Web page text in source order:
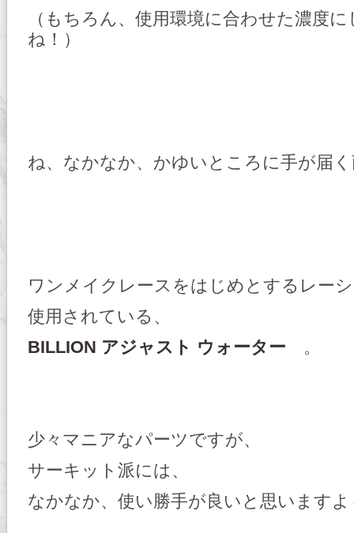
（もちろん、使用環境に合わせた濃度
ね！）
ね、なかなか、かゆいところに手が届
ワンメイクレースをはじめとするレー
使用されている、
BILLION アジャスト ウォーター 。
少々マニアなパーツですが、
サーキット派には、
なかなか、使い勝手が良いと思いますよ